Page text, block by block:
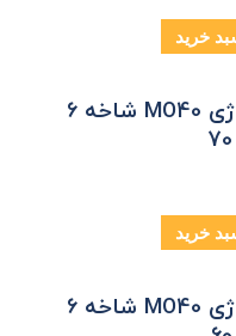
خرید
میلگرد آلیاژی MO40 شاخه 6
خرید
میلگرد آلیاژی MO40 شاخه 6